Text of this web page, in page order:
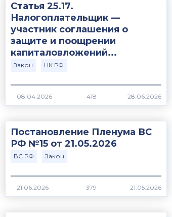
Статья 25.17.
Налогоплательщик —
участник соглашения о
защите и поощрении
капиталовложений...
Закон НК РФ
418
Постановление Пленума ВС
РФ №15 от 21.05.2026
ВС РФ Закон
379